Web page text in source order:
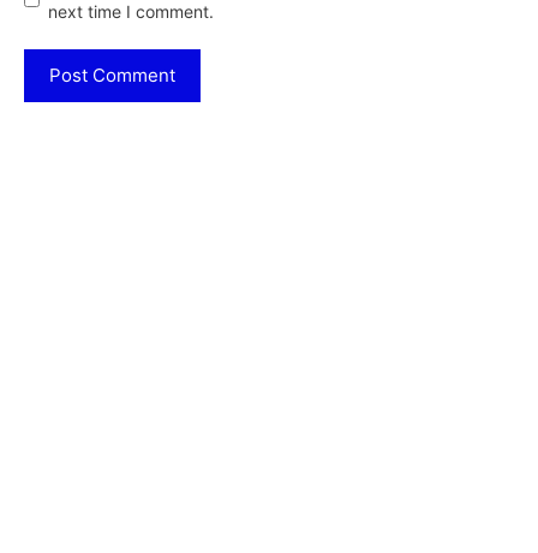
next time I comment.